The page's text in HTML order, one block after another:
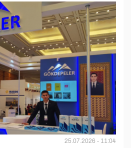
25.07.2026 - 11:04